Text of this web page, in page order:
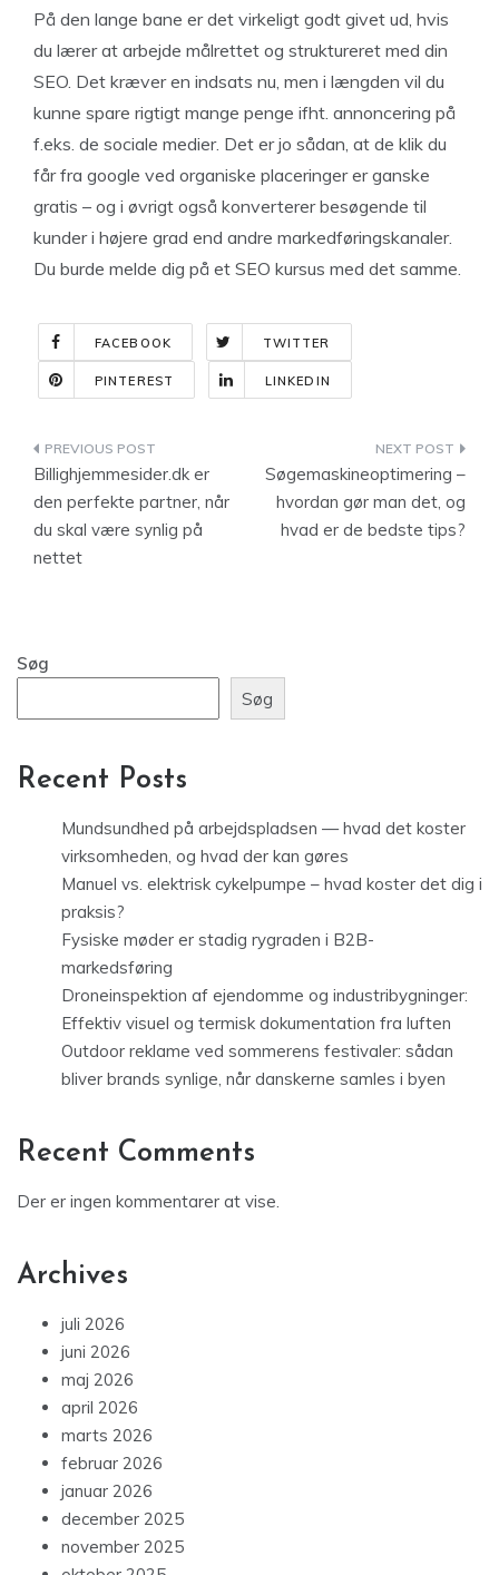
På den lange bane er det virkeligt godt givet ud, hvis
du lærer at arbejde målrettet og struktureret med din
SEO. Det kræver en indsats nu, men i længden vil du
kunne spare rigtigt mange penge ifht. annoncering på
f.eks. de sociale medier. Det er jo sådan, at de klik du
får fra google ved organiske placeringer er ganske
gratis – og i øvrigt også konverterer besøgende til
kunder i højere grad end andre markedføringskanaler.
Du burde melde dig på et SEO kursus med det samme.
FACEBOOK TWITTER
PINTEREST LINKEDIN
Indlægsnavigation
Billighjemmesider.dk er
den perfekte partner, når
du skal være synlig på
nettet
Søgemaskineoptimering –
hvordan gør man det, og
hvad er de bedste tips?
Søg
Søg
Recent Posts
Mundsundhed på arbejdspladsen — hvad det koster
virksomheden, og hvad der kan gøres
Manuel vs. elektrisk cykelpumpe – hvad koster det dig i
praksis?
Fysiske møder er stadig rygraden i B2B-
markedsføring
Droneinspektion af ejendomme og industribygninger:
Effektiv visuel og termisk dokumentation fra luften
Outdoor reklame ved sommerens festivaler: sådan
bliver brands synlige, når danskerne samles i byen
Recent Comments
Der er ingen kommentarer at vise.
Archives
juli 2026
juni 2026
maj 2026
april 2026
marts 2026
februar 2026
januar 2026
december 2025
november 2025